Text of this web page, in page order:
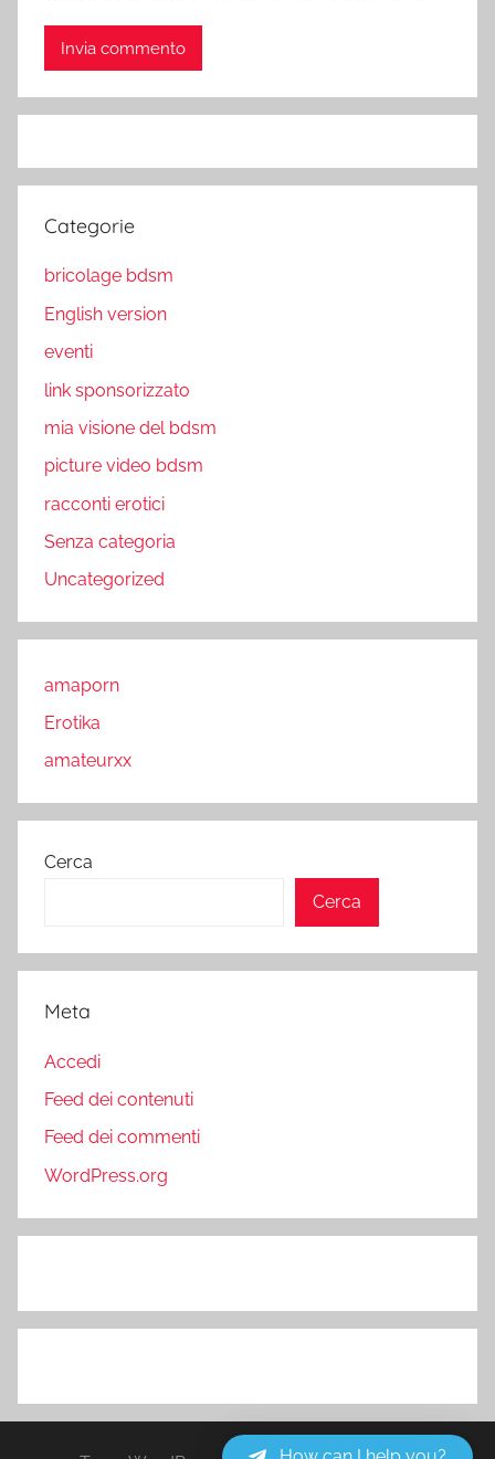
Categorie
bricolage bdsm
English version
eventi
link sponsorizzato
mia visione del bdsm
picture video bdsm
racconti erotici
Senza categoria
Uncategorized
amaporn
Erotika
amateurxx
Cerca
Cerca
Meta
Accedi
Feed dei contenuti
Feed dei commenti
WordPress.org